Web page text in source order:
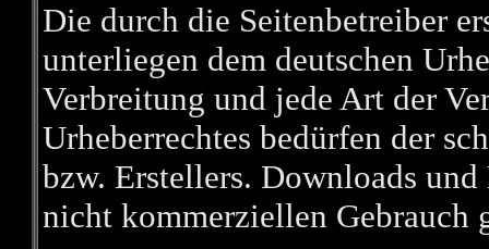
Die durch die Seitenbetreiber
unterliegen dem deutschen
Verbreitung und jede Art der
Urheberrechtes bedürfen der
bzw. Erstellers. Downloads
nicht kommerziellen Gebrauch